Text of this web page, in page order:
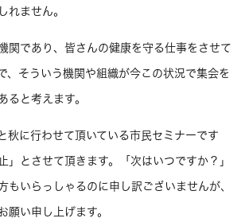
れません。
関であり、皆さんの健康を守る仕事をさせて
、そういう機関や組織が今この状況で集会を
ると考えます。
秋に行わせて頂いている市民セミナーです
」とさせて頂きます。「次はいつですか？」
もいらっしゃるのに申し訳ございませんが、
願い申し上げます。